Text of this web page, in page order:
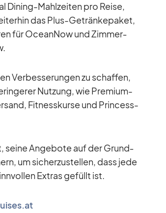
Di­ning-Mahl­zei­ten pro Reise,
das Plus-Ge­trän­ke­pa­ket,
für Oce­an­Now und Zim­mer­
Ver­bes­se­run­gen zu schaf­fen,
Nut­zung, wie Pre­mium-
Fit­ness­kurse und Prin­cess-
seine An­ge­bote auf der Grund­
um si­cher­zu­stel­len, dass jede
Ex­tras ge­füllt ist.